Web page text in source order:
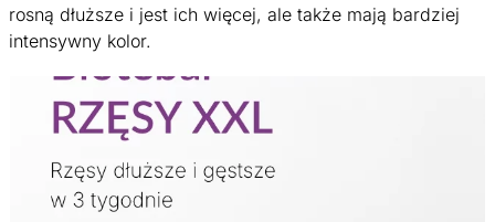
rosną dłuższe i jest ich więcej, ale także mają bardziej
intensywny kolor.